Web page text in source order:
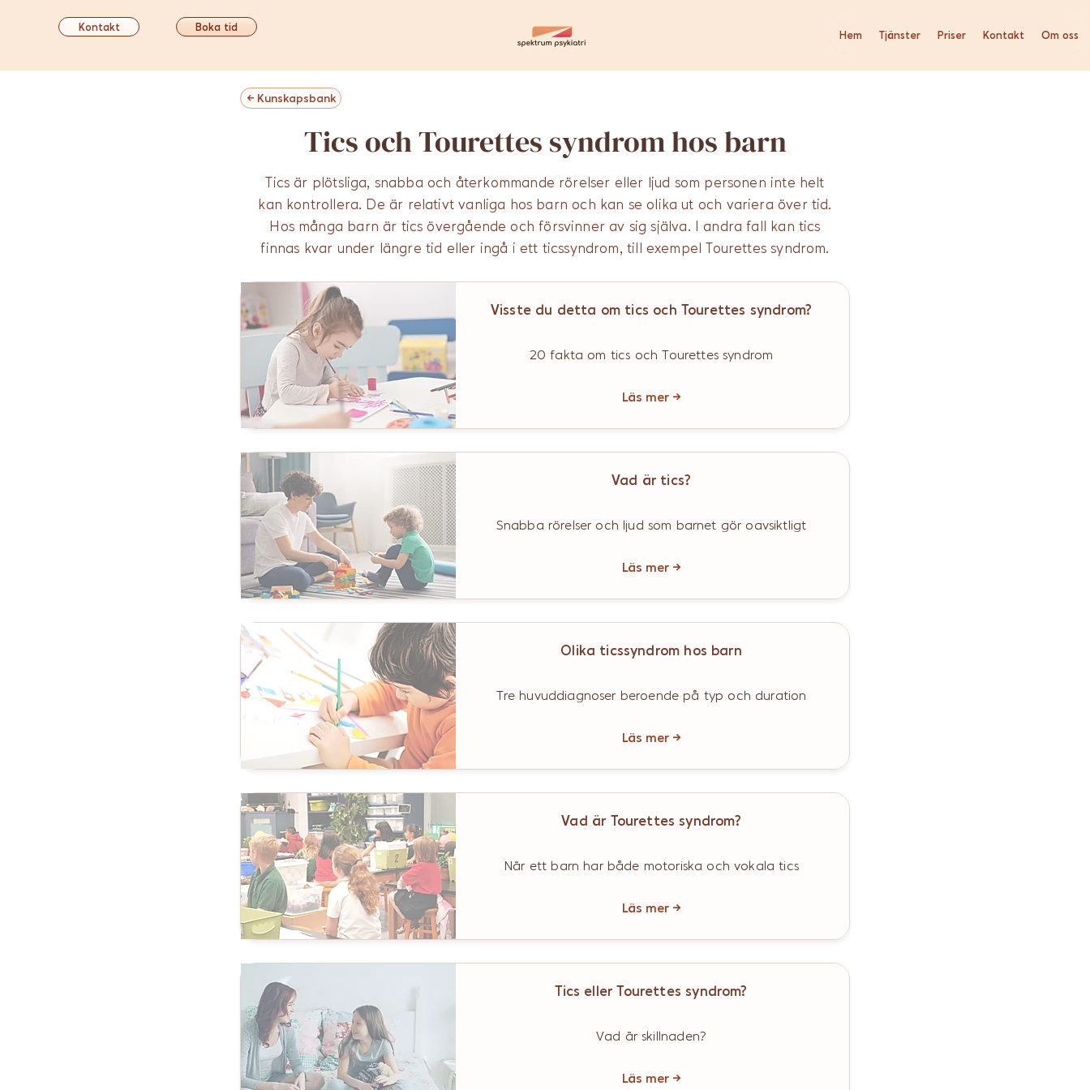
Kontakt Boka tid
Hem Tjänster Priser Kontakt Om oss
← Kunskapsbank
Tics och Tourettes syndrom hos barn
Tics är plötsliga, snabba och återkommande rörelser eller ljud som personen inte helt
kan kontrollera. De är relativt vanliga hos barn och kan se olika ut och variera över tid.
Hos många barn är tics övergående och försvinner av sig själva. I andra fall kan tics
finnas kvar under längre tid eller ingå i ett ticssyndrom, till exempel Tourettes syndrom.​
Visste du detta om tics och Tourettes syndrom?
20 fakta om tics och Tourettes syndrom
Läs mer →
Vad är tics?
Snabba rörelser och ljud som barnet gör oavsiktligt
Läs mer →
Olika ticssyndrom hos barn
Tre huvuddiagnoser beroende på typ och duration
Läs mer →
Vad är Tourettes syndrom?
När ett barn har både motoriska och vokala tics
Läs mer →
Tics eller Tourettes syndrom?
Vad är skillnaden?
Läs mer →